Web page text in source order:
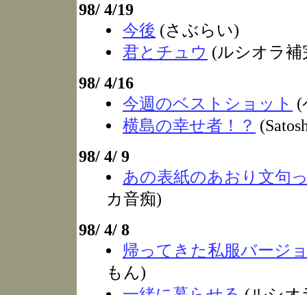
98/ 4/19
今後 (さぶらい)
君とチュウ (ルシオラ補
98/ 4/16
今週のベストショット (
横島の幸せ者！？
98/ 4/ 9
あの表紙のあおり文句
カ音痴)
98/ 4/ 8
帰ってきた私服バージ
もん)